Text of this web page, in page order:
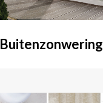
Buitenzonwering